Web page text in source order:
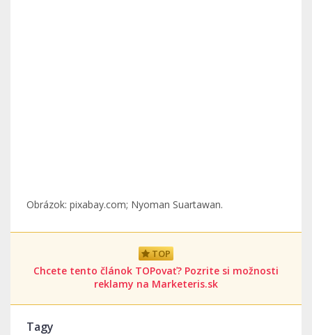
Obrázok: pixabay.com; Nyoman Suartawan.
TOP
Chcete tento článok TOPovať? Pozrite si možnosti
reklamy na Marketeris.sk
Tagy